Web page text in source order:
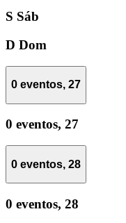
S Sáb
D Dom
0 eventos, 27
0 eventos, 27
0 eventos, 28
0 eventos, 28